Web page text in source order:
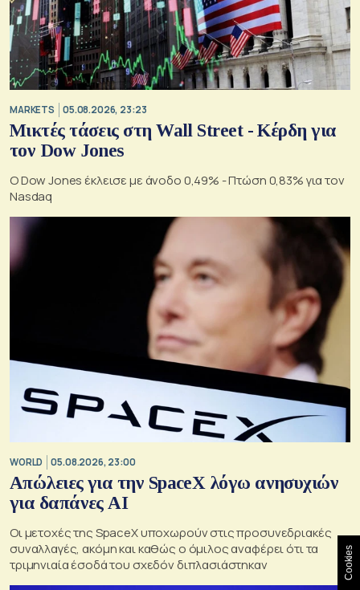
MARKETS 05.08.2026, 23:23
Μικτές τάσεις στη Wall Street - Κέρδη για
τον Dow Jones
Ο Dow Jones έκλεισε με άνοδο 0,49% - Πτώση 0,83% για τον
Nasdaq
WORLD 05.08.2026, 23:00
Απώλειες για την SpaceX λόγω ανησυχιών
για δαπάνες ΑΙ
Οι μετοχές της SpaceX υποχωρούν στις προσυνεδριακές
συναλλαγές, ακόμη και καθώς ο όμιλος αναφέρει ότι τα
τριμηνιαία έσοδά του σχεδόν διπλασιάστηκαν
Cookies